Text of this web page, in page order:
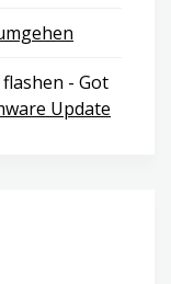
- Got
Update